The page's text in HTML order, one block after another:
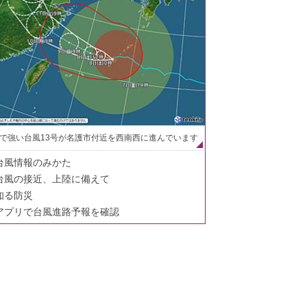
強い台風13号が名護市付近を西南西に進んでいます
風情報のみかた
風の接近、上陸に備えて
る防災
プリで台風進路予報を確認